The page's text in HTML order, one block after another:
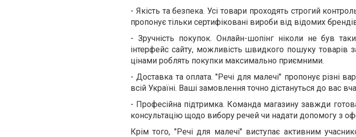
- Якість та безпека. Усі товари проходять строгий
пропонує тільки сертифіковані вироби від відомих
- Зручність покупок. Онлайн-шопінг ніколи не був
інтерфейс сайту, можливість швидкого пошуку товарів
цінами роблять покупки максимально приємними.
-Доставка та оплата. "Речі для малечі" пропонує різні
всій Україні. Ваші замовлення точно дістануться до вас
- Професійна підтримка. Команда магазину завжди
консультацію щодо вибору речей чи надати допомогу з
Крім того, "Речі для малечі" виступає активним